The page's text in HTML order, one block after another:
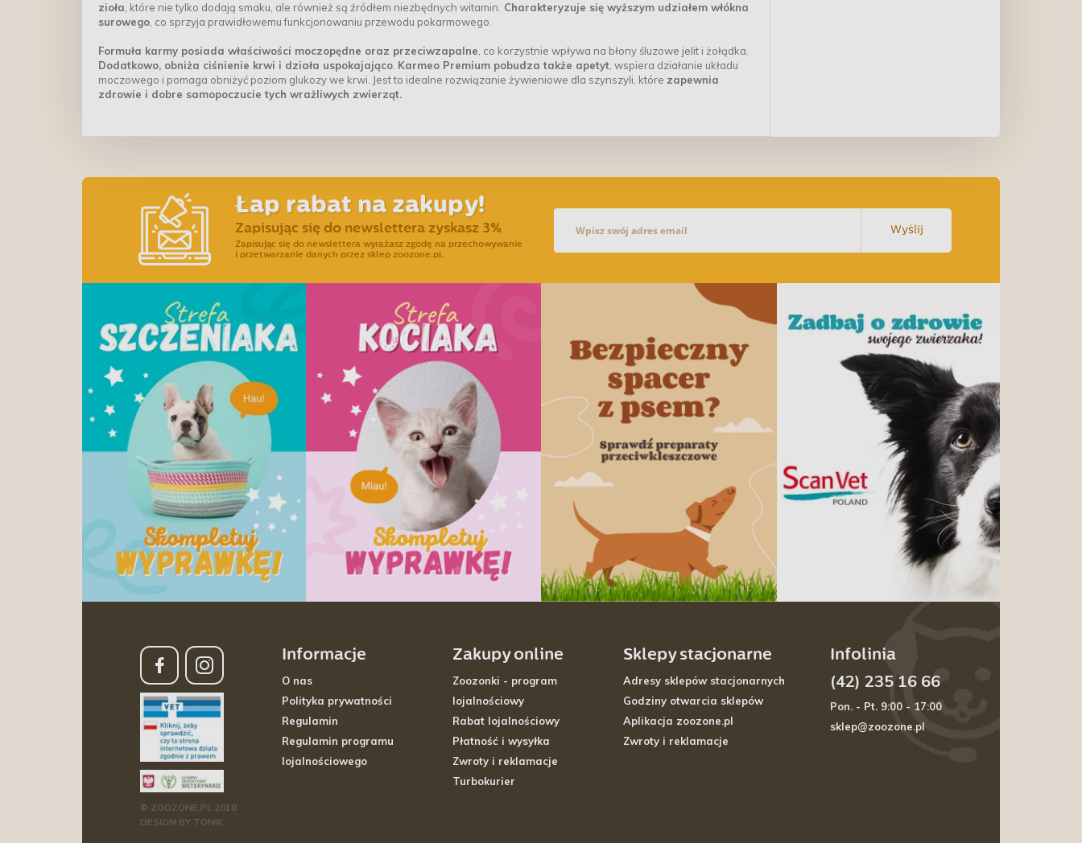
zioła , które nie tylko dodają smaku, ale również są źródłem niezbędnych witamin. Charakteryzuje się wyższym udziałem włókna
surowego , co sprzyja prawidłowemu funkcjonowaniu przewodu pokarmowego.
Formuła karmy posiada właściwości moczopędne oraz przeciwzapalne , co korzystnie wpływa na błony śluzowe jelit i żołądka.
Dodatkowo, obniża ciśnienie krwi i działa uspokajająco Karmeo Premium pobudza także apetyt , wspiera działanie układu
moczowego i pomaga obniżyć poziom glukozy we krwi. Jest to idealne rozwiązanie żywieniowe dla szynszyli, które zapewnia
zdrowie i dobre samopoczucie tych wrażliwych zwierząt.
Łap rabat na zakupy!
Zapisując się do newslettera zyskasz 3%
Zapisując się do newslettera wyrażasz zgodę na przechowywanie
i przetwarzanie danych przez sklep zoozone.pl.
Wyślij
© ZOOZONE.PL 2018
DESIGN BY TONIK
Informacje
O nas
Polityka prywatności
Regulamin
Regulamin programu
lojalnościowego
Zakupy online
Zoozonki - program
lojalnościowy
Rabat lojalnościowy
Płatność i wysyłka
Zwroty i reklamacje
Turbokurier
Sklepy stacjonarne
Adresy sklepów stacjonarnych
Godziny otwarcia sklepów
Aplikacja zoozone.pl
Zwroty i reklamacje
Infolinia
(42) 235 16 66
Pon. - Pt. 9:00 - 17:00
sklep@zoozone.pl